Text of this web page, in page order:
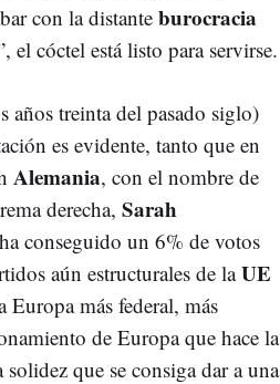
con la distante burocracia
el cóctel está listo para servirse.
años treinta del pasado siglo)
es evidente, tanto que en
Alemania, con el nombre de
derecha, Sarah
conseguido un 6% de votos
aún estructurales de laUE
más federal, más
de Europa que hace la
solidez que se consiga dar a una